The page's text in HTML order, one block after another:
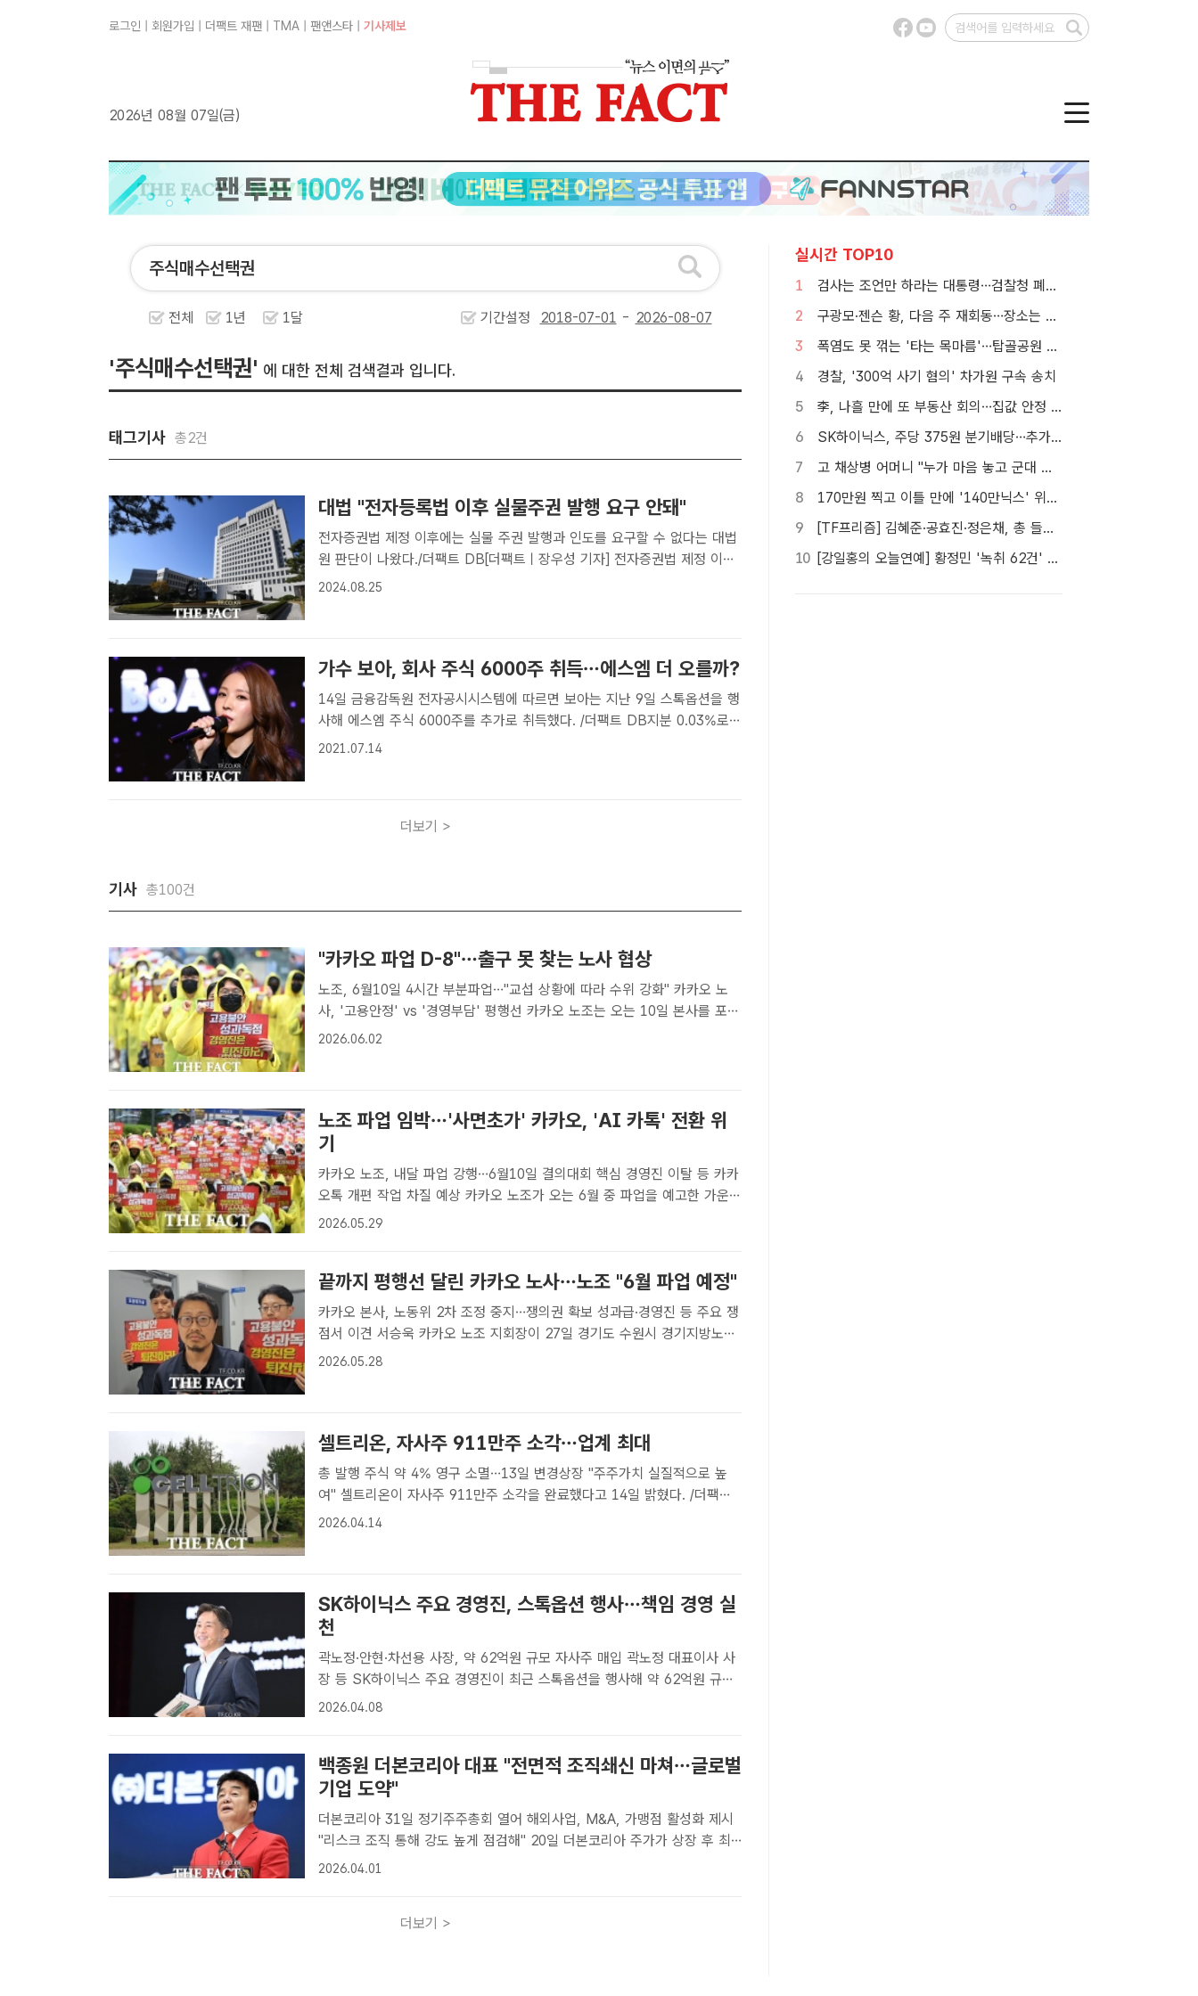
로그인 회원가입 더팩트 재팬 TMA 팬앤스타 기사제보
2026년 08월 07일(금)
전체 1년 1달 기간설정 -
'주식매수선택권' 에 대한 전체 검색결과 입니다.
태그기사 총2건
대법 "전자등록법 이후 실물주권 발행 요구 안돼"
전자증권법 제정 이후에는 실물 주권 발행과 인도를 요구할 수 없다는 대법
원 판단이 나왔다./더팩트 DB[더팩트ㅣ장우성 기자] 전자증권법 제정 이후
에는 실물 주권 발행과 인도를 요구할 수 없다는 대법원 판단이 나왔다.25
2024.08.25
가수 보아, 회사 주식 6000주 취득…에스엠 더 오를까?
14일 금융감독원 전자공시시스템에 따르면 보아는 지난 9일 스톡옵션을 행
사해 에스엠 주식 6000주를 추가로 취득했다. /더팩트 DB지분 0.03%로
늘어…보유주식은 8153주 [더팩트ㅣ박경현 기자] 가수 보아가 SM엔터테
2021.07.14
더보기 >
기사 총100건
"카카오 파업 D-8"…출구 못 찾는 노사 협상
노조, 6월10일 4시간 부분파업…"교섭 상황에 따라 수위 강화" 카카오 노
사, '고용안정' vs '경영부담' 평행선 카카오 노조는 오는 10일 본사를 포함
한 주요 5개 법인이 부분 파업에 나서겠다고 예고했다. 사진은 지난달 20일
2026.06.02
노조 파업 임박…'사면초가' 카카오, 'AI 카톡' 전환 위
기
카카오 노조, 내달 파업 강행…6월10일 결의대회 핵심 경영진 이탈 등 카카
오톡 개편 작업 차질 예상 카카오 노조가 오는 6월 중 파업을 예고한 가운
데, 카카오의 핵심 성장 동력과 방향성에 대한 의구심이 커지고 있다. 노조
2026.05.29
끝까지 평행선 달린 카카오 노사…노조 "6월 파업 예정"
카카오 본사, 노동위 2차 조정 중지…쟁의권 확보 성과급·경영진 등 주요 쟁
점서 이견 서승욱 카카오 노조 지회장이 27일 경기도 수원시 경기지방노동
위원회의 2차 임금협상 조정 중지 결정을 발표하고 있다. /수원=최문정 기
2026.05.28
셀트리온, 자사주 911만주 소각…업계 최대
총 발행 주식 약 4% 영구 소멸…13일 변경상장 "주주가치 실질적으로 높
여" 셀트리온이 자사주 911만주 소각을 완료했다고 14일 밝혔다. /더팩트
DB[더팩트ㅣ조성은 기자] 셀트리온은 창립 이후 역대 최대 규모의 자사주
2026.04.14
SK하이닉스 주요 경영진, 스톡옵션 행사…책임 경영 실
천
곽노정·안현·차선용 사장, 약 62억원 규모 자사주 매입 곽노정 대표이사 사
장 등 SK하이닉스 주요 경영진이 최근 스톡옵션을 행사해 약 62억원 규모
자사주를 취득했다. /이새롬 기자[더팩트ㅣ이성락 기자] 곽노정 대표이사 사
2026.04.08
백종원 더본코리아 대표 "전면적 조직쇄신 마쳐…글로벌
기업 도약"
더본코리아 31일 정기주주총회 열어 해외사업, M&A, 가맹점 활성화 제시
"리스크 조직 통해 강도 높게 점검해" 20일 더본코리아 주가가 상장 후 최
저가를 기록했다. 백종원 더본코리아 대표 /더팩트DB[더팩트 | 손원태 기
2026.04.01
더보기 >
실시간 TOP10
1
검사는 조언만 하라는 대통령…검찰청 폐지 앞둔 합수본 '딜레마'
2
구광모·젠슨 황, 다음 주 재회동…장소는 실리콘밸리
3
폭염도 못 꺾는 '타는 목마름'…탑골공원 아리수 냉장고 가보니
4
경찰, '300억 사기 혐의' 차가원 구속 송치
5
李, 나흘 만에 또 부동산 회의…집값 안정 승부처 '공급' 점검
6
SK하이닉스, 주당 375원 분기배당…추가 주주환원 예고
7
고 채상병 어머니 "누가 마음 놓고 군대 보내겠나"…임성근 징역 3년에 분통
8
170만원 찍고 이틀 만에 '140만닉스' 위태…SK하이닉스 4%대 급락
9
[TF프리즘] 김혜준·공효진·정은채, 총 들고 액션 한판
10
[강일홍의 오늘연예] 황정민 '녹취 62건' 속 의문, "왜 이렇게까지"